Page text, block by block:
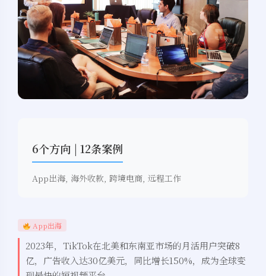
6个方向 | 12条案例
App出海, 海外收款, 跨境电商, 远程工作
App出海
2023年，TikTok在北美和东南亚市场的月活用户突破8
亿，广告收入达30亿美元，同比增长150%，成为全球变